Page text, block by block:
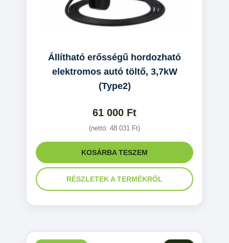
Állítható erősségű hordozható
elektromos autó töltő, 3,7kW
(Type2)
61 000 Ft
(nettó: 48 031 Ft)
KOSÁRBA TESZEM
RÉSZLETEK A TERMÉKRŐL